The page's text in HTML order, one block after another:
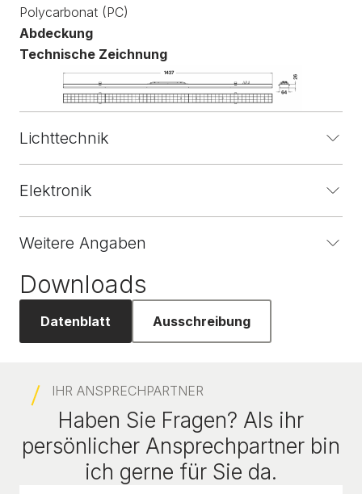
Polycarbonat (PC)
Abdeckung
Technische Zeichnung
Lichttechnik
Elektronik
Weitere Angaben
Downloads
Datenblatt Ausschreibung
IHR ANSPRECHPARTNER
Haben Sie Fragen? Als ihr
persönlicher Ansprechpartner bin
ich gerne für Sie da.